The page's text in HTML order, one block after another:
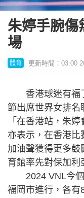
朱婷手腕傷
場
體育 更新時間：03:00
香港球迷有福了
節出席世界女排名
「在香港站，朱
亦表示，在香港比
加油聲獲得更多鼓
育館率先對保加利
2024 VNL今個
福岡市進行，各有